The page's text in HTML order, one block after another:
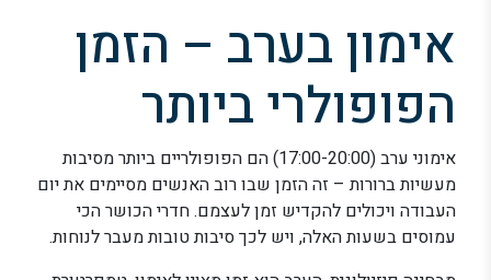
אימון בערב – הזמן
הפופולרי ביותר
אימוני ערב (17:00-20:00) הם הפופולריים ביותר מסיבות
מעשיות ברורות – זה הזמן שבו רוב האנשים מסיימים את יום
העבודה ויכולים להקדיש זמן לעצמם. חדרי הכושר הכי
עמוסים בשעות האלה, ויש לכך סיבות טובות מעבר לנוחות.